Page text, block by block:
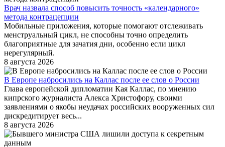
Врач назвала способ повысить точность «календарного»
метода контрацепции
Мобильные приложения, которые помогают отслеживать
менструальный цикл, не способны точно определить
благоприятные для зачатия дни, особенно если цикл
нерегулярный.
8 августа 2026
В Европе набросились на Каллас после ее слов о России
Глава европейской дипломатии Кая Каллас, по мнению
кипрского журналиста Алекса Христофору, своими
заявлениями о якобы неудачах российских вооруженных сил
дискредитирует весь...
8 августа 2026